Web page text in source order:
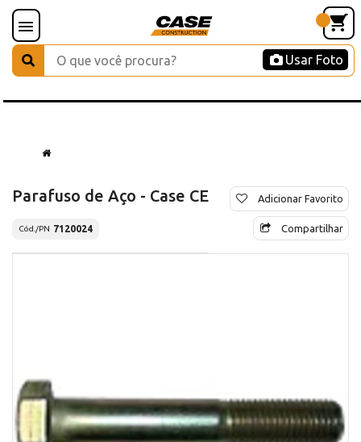
Usar Foto
Parafuso de Aço - Case CE
Cód./PN 7120024
Adicionar Favorito
Compartilhar